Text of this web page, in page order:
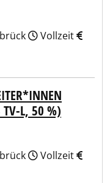
Vollzeit
TV-L, 50 %)
Vollzeit